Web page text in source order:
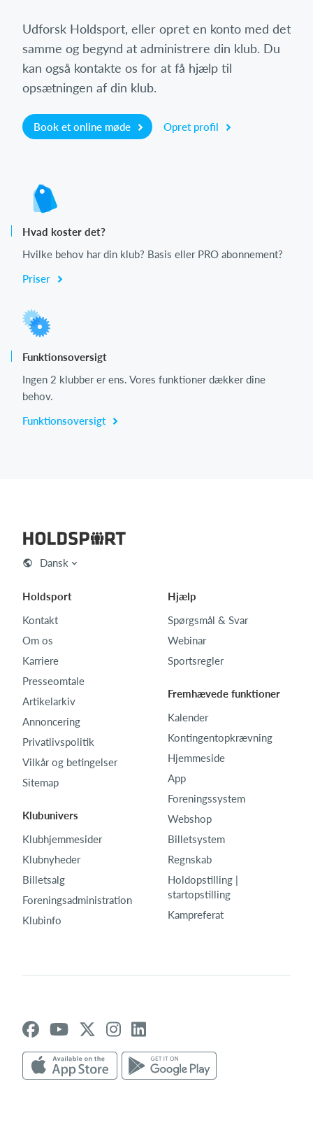
Udforsk Holdsport, eller opret en konto med det
samme og begynd at administrere din klub. Du
kan også kontakte os for at få hjælp til
opsætningen af din klub.
Book et online møde Opret profil
Hvad koster det?
Hvilke behov har din klub? Basis eller PRO abonnement?
Priser
Funktionsoversigt
Ingen 2 klubber er ens. Vores funktioner dækker dine
behov.
Funktionsoversigt
Dansk
Holdsport
Kontakt
Om os
Karriere
Presseomtale
Artikelarkiv
Annoncering
Privatlivspolitik
Vilkår og betingelser
Sitemap
Klubunivers
Klubhjemmesider
Klubnyheder
Billetsalg
Foreningsadministration
Klubinfo
Hjælp
Spørgsmål & Svar
Webinar
Sportsregler
Fremhævede funktioner
Kalender
Kontingentopkrævning
Hjemmeside
App
Foreningssystem
Webshop
Billetsystem
Regnskab
Holdopstilling |
startopstilling
Kampreferat